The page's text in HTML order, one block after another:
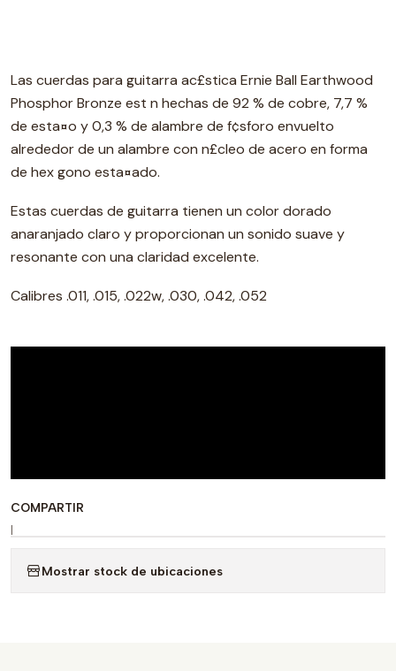
Las cuerdas para guitarra ac£stica Ernie Ball Earthwood
Phosphor Bronze est n hechas de 92 % de cobre, 7,7 %
de esta¤o y 0,3 % de alambre de f¢sforo envuelto
alrededor de un alambre con n£cleo de acero en forma
de hex gono esta¤ado.
Estas cuerdas de guitarra tienen un color dorado
anaranjado claro y proporcionan un sonido suave y
resonante con una claridad excelente.
Calibres .011, .015, .022w, .030, .042, .052
COMPARTIR
|
Mostrar stock de ubicaciones